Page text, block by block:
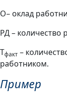
О– оклад
РД – количество
Тфакт –
работником.
Пример